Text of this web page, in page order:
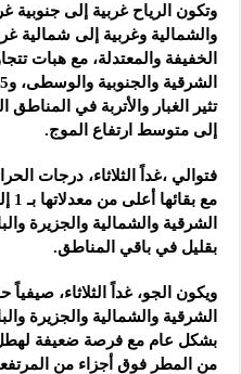
وتكون الرياح غربية إلى جنوبية
والشمالية وغربية إلى شمالية
تثير الغبار والأتربة في المناطق
إلى متوسط ارتفاع الموج.
فتوالي ،غداً الثلاثاء، درجات
الشرقية والشمالية والجزيرة
بقليل في باقي المناطق.
ويكون الجو، غداً الثلاثاء،
الشرقية والشمالية والجزيرة
بشكل عام مع فرصة ضعيفة
من المطر فوق أجزاء من